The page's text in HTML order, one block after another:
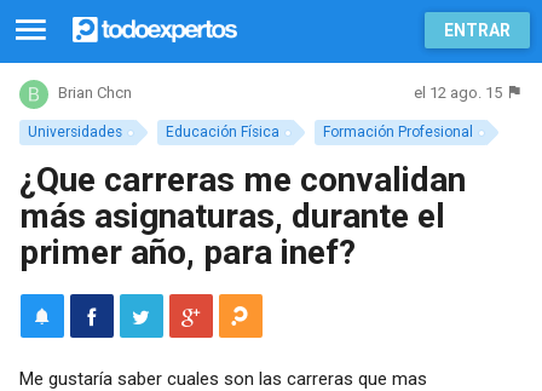
ENTRAR
Universidades Educación Física Formación Profesional
Brian Chcn el 12 ago. 15
¿Que carreras me convalidan
más asignaturas, durante el
primer año, para inef?
Me gustaría saber cuales son las carreras que mas